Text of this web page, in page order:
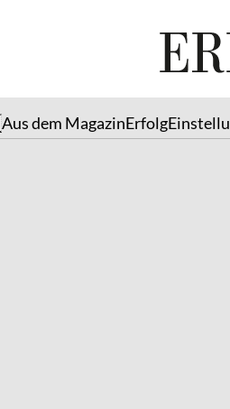
Aus dem MagazinErfolg